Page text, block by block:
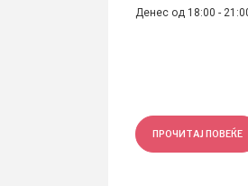
Денес од 18:00 -
ПРОЧИТАЈ ПОВЕЌЕ